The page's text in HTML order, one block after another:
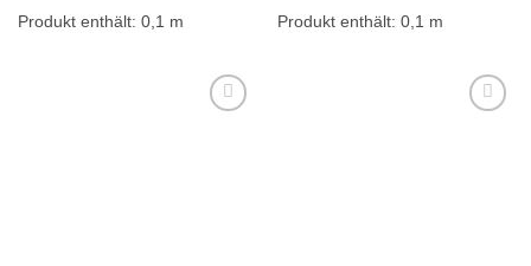
Produkt enthält: 0,1 m Produkt enthält: 0,1 m